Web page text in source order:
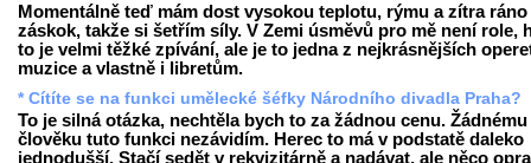
Momentálně teď mám dost vysokou teplotu, rýmu a zítra ráno
záskok, takže si šetřím síly. V Zemi úsměvů pro mě není role,
to je velmi těžké zpívání, ale je to jedna z nejkrásnějších
muzice a vlastně i libretům.
* Cítíte se na funkci umělecké šéfky Národního divadla Praha?
To je silná otázka, nechtěla bych to za žádnou cenu. Žádnému
člověku tuto funkci nezávidím. Herec to má v podstatě daleko
jednodušší. Stačí sedět v rekvizitárně a nadávat, ale něco